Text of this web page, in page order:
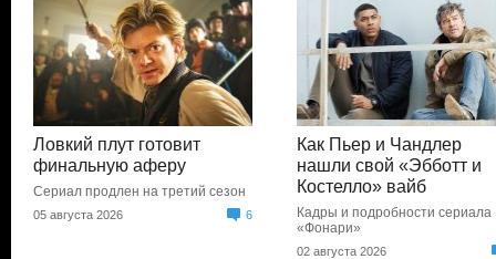
Ловкий плут готовит
финальную аферу
Сериал продлен на третий сезон
05 августа 2026 6
Как Пьер и Чандлер
нашли свой «Эбботт и
Костелло» вайб
Кадры и подробности сериала
«Фонари»
02 августа 2026